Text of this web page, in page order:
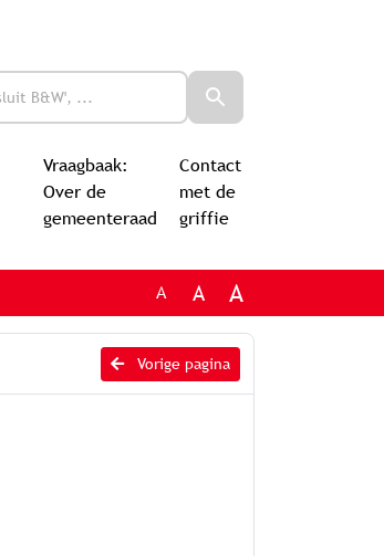
Vraagbaak:
Over de
gemeenteraad
Contact
met de
griffie
A A A
Vorige pagina